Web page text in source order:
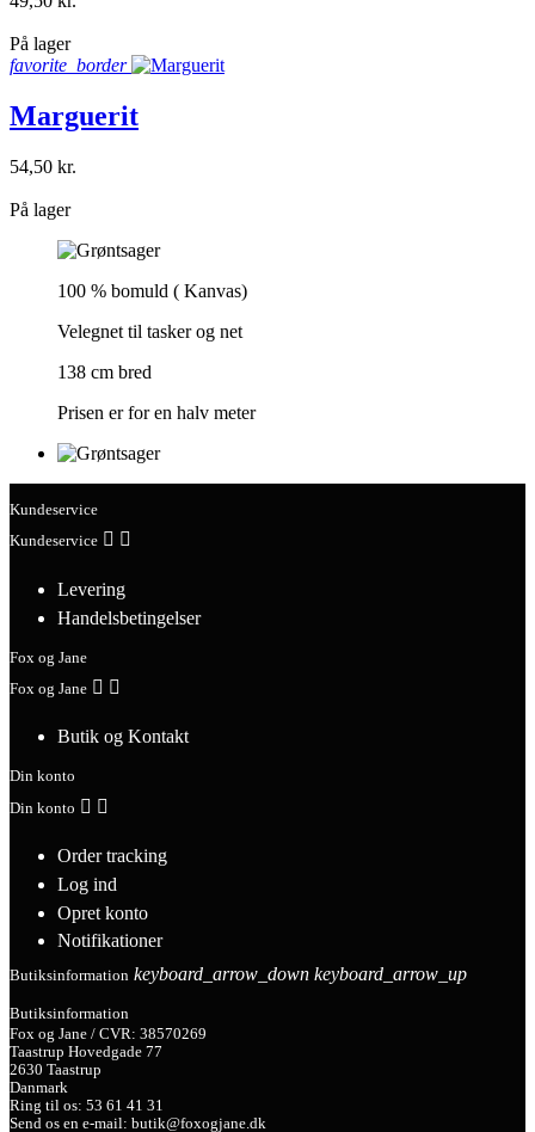
På lager
favorite_border
Marguerit
54,50 kr.
På lager
100 % bomuld ( Kanvas)
Velegnet til tasker og net
138 cm bred
Prisen er for en halv meter
Kundeservice
Kundeservice  
Levering
Handelsbetingelser
Fox og Jane
Fox og Jane  
Butik og Kontakt
Din konto
Din konto  
Order tracking
Log ind
Opret konto
Notifikationer
Butiksinformation keyboard_arrow_down keyboard_arrow_up
Butiksinformation
Fox og Jane / CVR: 38570269
Taastrup Hovedgade 77
2630 Taastrup
Danmark
Ring til os: 53 61 41 31
Send os en e-mail: butik@foxogjane.dk